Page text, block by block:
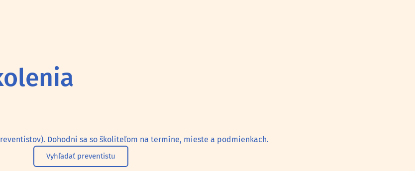
Dohodni sa so školiteľom na termíne, mieste a podmienkach.
Vyhľadať preventistu